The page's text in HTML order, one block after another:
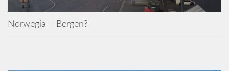
Norwegia – Bergen?